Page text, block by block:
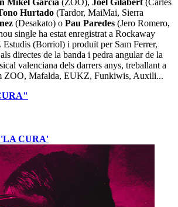
Hurtado (Tardor, MaiMai, Sierra
(Desakato) o Pau Paredes (Jero Romero,
single ha estat enregistrat a Rockaway
(Borriol) i produït per Sam Ferrer,
directes de la banda i pedra angular de la
valenciana dels darrers anys, treballant a
ZOO, Mafalda, EUKZ, Funkiwis, Auxili...
'LA CURA'